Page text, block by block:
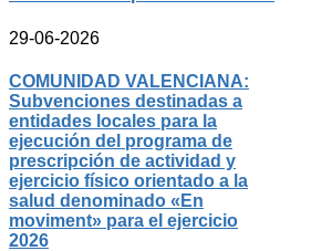
29-06-2026
COMUNIDAD VALENCIANA:
Subvenciones destinadas a
entidades locales para la
ejecución del programa de
prescripción de actividad y
ejercicio físico orientado a la
salud denominado «En
moviment» para el ejercicio
2026